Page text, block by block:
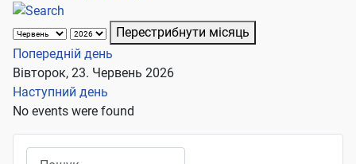
Перестрибнути місяць
Попередній день
Вівторок, 23. Червень 2026
Наступний день
No events were found